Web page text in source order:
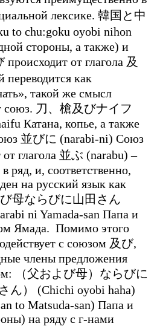
лексике. 韓国と中
to chu:goku oyobi nihon
стороны, а также) и
от глагола 及
как
такой же смысл
союз. 刀、槍及びナイフ
Катана, копье, а также
並びに (narabi-ni) Союз
глагола 並ぶ (narabu) –
ряд, и, соответственно,
на русский язык как
母ならびに山田さん
ni Yamada-san Папа и
Ямада. Помимо этого
с союзом 及び,
члены предложения
（父および母）ならびに
ん） (Chichi oyobi haha)
to Matsuda-san) Папа и
на ряду с г-нами